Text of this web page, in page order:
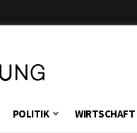
POLITIK WIRTSCHAFT